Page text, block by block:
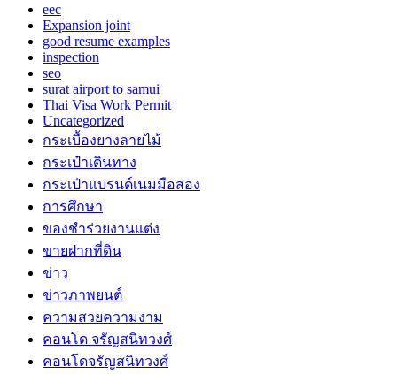
eec
Expansion joint
good resume examples
inspection
seo
surat airport to samui
Thai Visa Work Permit
Uncategorized
กระเบื้องยางลายไม้
กระเป๋าเดินทาง
กระเป๋าแบรนด์เนมมือสอง
การศึกษา
ของชำร่วยงานแต่ง
ขายฝากที่ดิน
ข่าว
ข่าวภาพยนต์
ความสวยความงาม
คอนโด จรัญสนิทวงศ์
คอนโดจรัญสนิทวงศ์